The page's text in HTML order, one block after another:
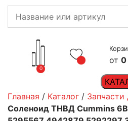
0
0
Главная / Каталог / Запчасти
Соленоид ТНВД Cummins